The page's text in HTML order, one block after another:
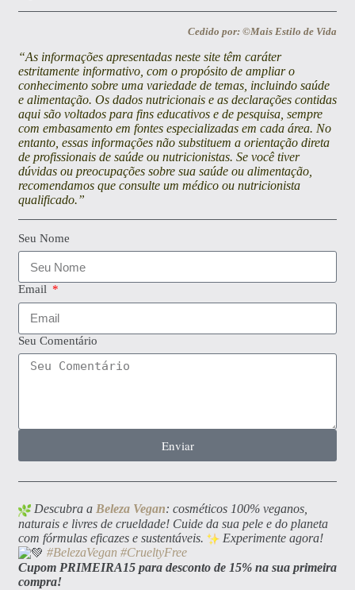
Cedido por: ©Mais Estilo de Vida
“As informações apresentadas neste site têm caráter
estritamente informativo, com o propósito de ampliar o
conhecimento sobre uma variedade de temas, incluindo saúde
e alimentação. Os dados nutricionais e as declarações contidas
aqui são voltados para fins educativos e de pesquisa, sempre
com embasamento em fontes especializadas em cada área. No
entanto, essas informações não substituem a orientação direta
de profissionais de saúde ou nutricionistas. Se você tiver
dúvidas ou preocupações sobre sua saúde ou alimentação,
recomendamos que consulte um médico ou nutricionista
qualificado.”
Seu Nome
Email
Seu Comentário
Enviar
Descubra a Beleza Vegan: cosméticos 100% veganos,
naturais e livres de crueldade! Cuide da sua pele e do planeta
com fórmulas eficazes e sustentáveis.
Experimente agora!
#BelezaVegan #CrueltyFree
Cupom PRIMEIRA15 para desconto de 15% na sua primeira
compra!